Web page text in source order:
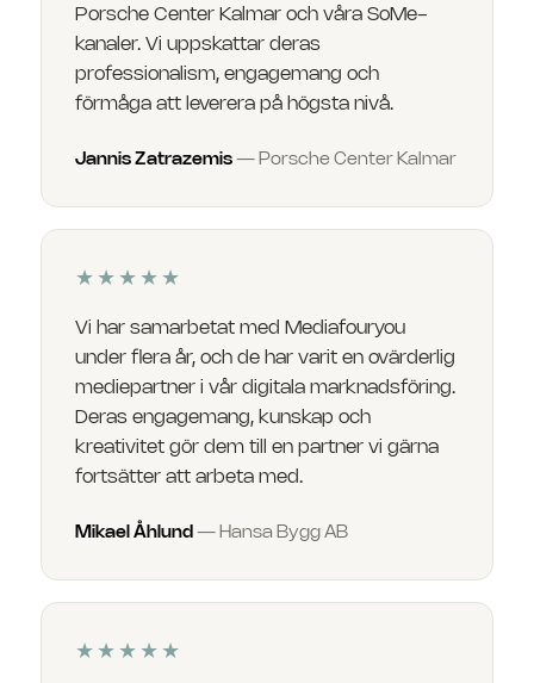
Porsche Center Kalmar och våra SoMe-
kanaler. Vi uppskattar deras
professionalism, engagemang och
förmåga att leverera på högsta nivå.
Jannis Zatrazemis — Porsche Center Kalmar
★★★★★
Vi har samarbetat med Mediafouryou
under flera år, och de har varit en ovärderlig
mediepartner i vår digitala marknadsföring.
Deras engagemang, kunskap och
kreativitet gör dem till en partner vi gärna
fortsätter att arbeta med.
Mikael Åhlund — Hansa Bygg AB
★★★★★